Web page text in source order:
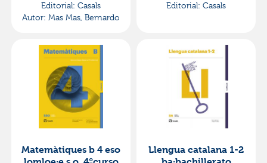
Editorial: Casals
Autor: Mas Mas, Bernardo
Editorial: Casals
Matemàtiques b 4 eso
Llengua catalana 1-2